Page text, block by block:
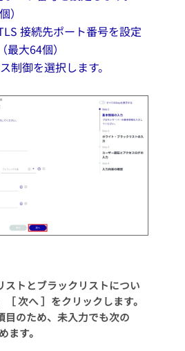
）
接続先ポート番号を設定
最大64個）
制御を選択します。
ストとブラックリストについ
［ 次へ ］をクリックします。
のため、未入力でも次の
ます。